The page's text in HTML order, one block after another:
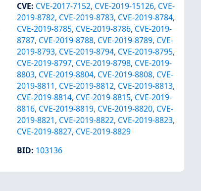
CVE: CVE-2017-7152, CVE-2019-15126, CVE-
2019-8782, CVE-2019-8783, CVE-2019-8784,
CVE-2019-8785, CVE-2019-8786, CVE-2019-
8787, CVE-2019-8788, CVE-2019-8789, CVE-
2019-8793, CVE-2019-8794, CVE-2019-8795,
CVE-2019-8797, CVE-2019-8798, CVE-2019-
8803, CVE-2019-8804, CVE-2019-8808, CVE-
2019-8811, CVE-2019-8812, CVE-2019-8813,
CVE-2019-8814, CVE-2019-8815, CVE-2019-
8816, CVE-2019-8819, CVE-2019-8820, CVE-
2019-8821, CVE-2019-8822, CVE-2019-8823,
CVE-2019-8827, CVE-2019-8829
BID: 103136